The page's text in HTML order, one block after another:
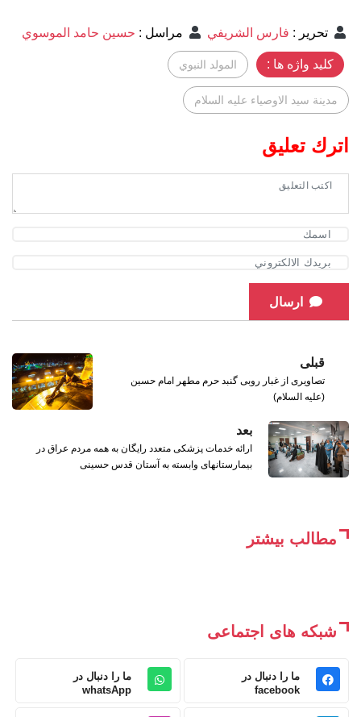
تحرير : فارس الشريفي مراسل : حسين حامد الموسوي
کلید واژه ها : المولد النبوي
مدينة سيد الاوصياء عليه السلام
اترك تعليق
ارسال
قبلی
تصاویری از غبار روبی گنبد حرم مطهر امام حسین
(علیه السلام)
بعد
ارائه خدمات پزشکی متعدد رایگان به همه مردم عراق در
بیمارستانهای وابسته به آستان قدس حسینی
مطالب بیشتر
شبکه های اجتماعی
ما را دنبال در
facebook
ما را دنبال در
whatsApp